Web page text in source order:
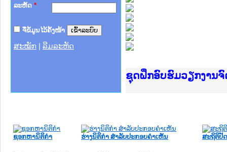
ລະຫັດ *
ຈື່ຂໍ້ມູນໄວ້ຄັ້ງໜ້າ
ສະໝັກ ລືມລະຫັດ
Ministry of Justice
ເຜີຍແຜ່ວັບໄຊຈົດໝາຍ
ກະຊວງຍຸຕິທຳ
ຊຸດຝຶກອົບຮົມວຽກງານ
ກອງປະຊຸມທົບທວນຄືນ
ຝຶກອົບຮົມ ຜູ່ປະສານງາ
ຝຶກອົບຮົມ ຜູ່ປະສານງາ
ເຜີຍແຜ່ແອັບກົດໝາຍລ
ເຜີຍແຜ່ແອັບກົດໝາຍລ
ຍົກລະດັບວຽກງານຈົດ
ຊຸດຝຶກອົບຮົມວຽກງານ
ຊອກຫານິຕິກໍາ ຮ່າງນິຕິກໍາ ສໍາລັບປະກອບຄໍາເຫັນ ສະຖິຕິປັ